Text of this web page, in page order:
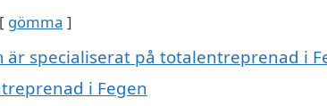
gömma
är specialiserat på totalentreprenad i
i Fegen